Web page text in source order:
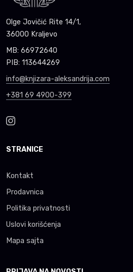
Olge Jovičić Rite 14/1,
36000 Kraljevo
MB: 66972640
PIB: 113644269
info@knjizara-aleksandrija.com
+381 69 4900-399
STRANICE
Kontakt
Prodavnica
Politika privatnosti
Uslovi korišćenja
Mapa sajta